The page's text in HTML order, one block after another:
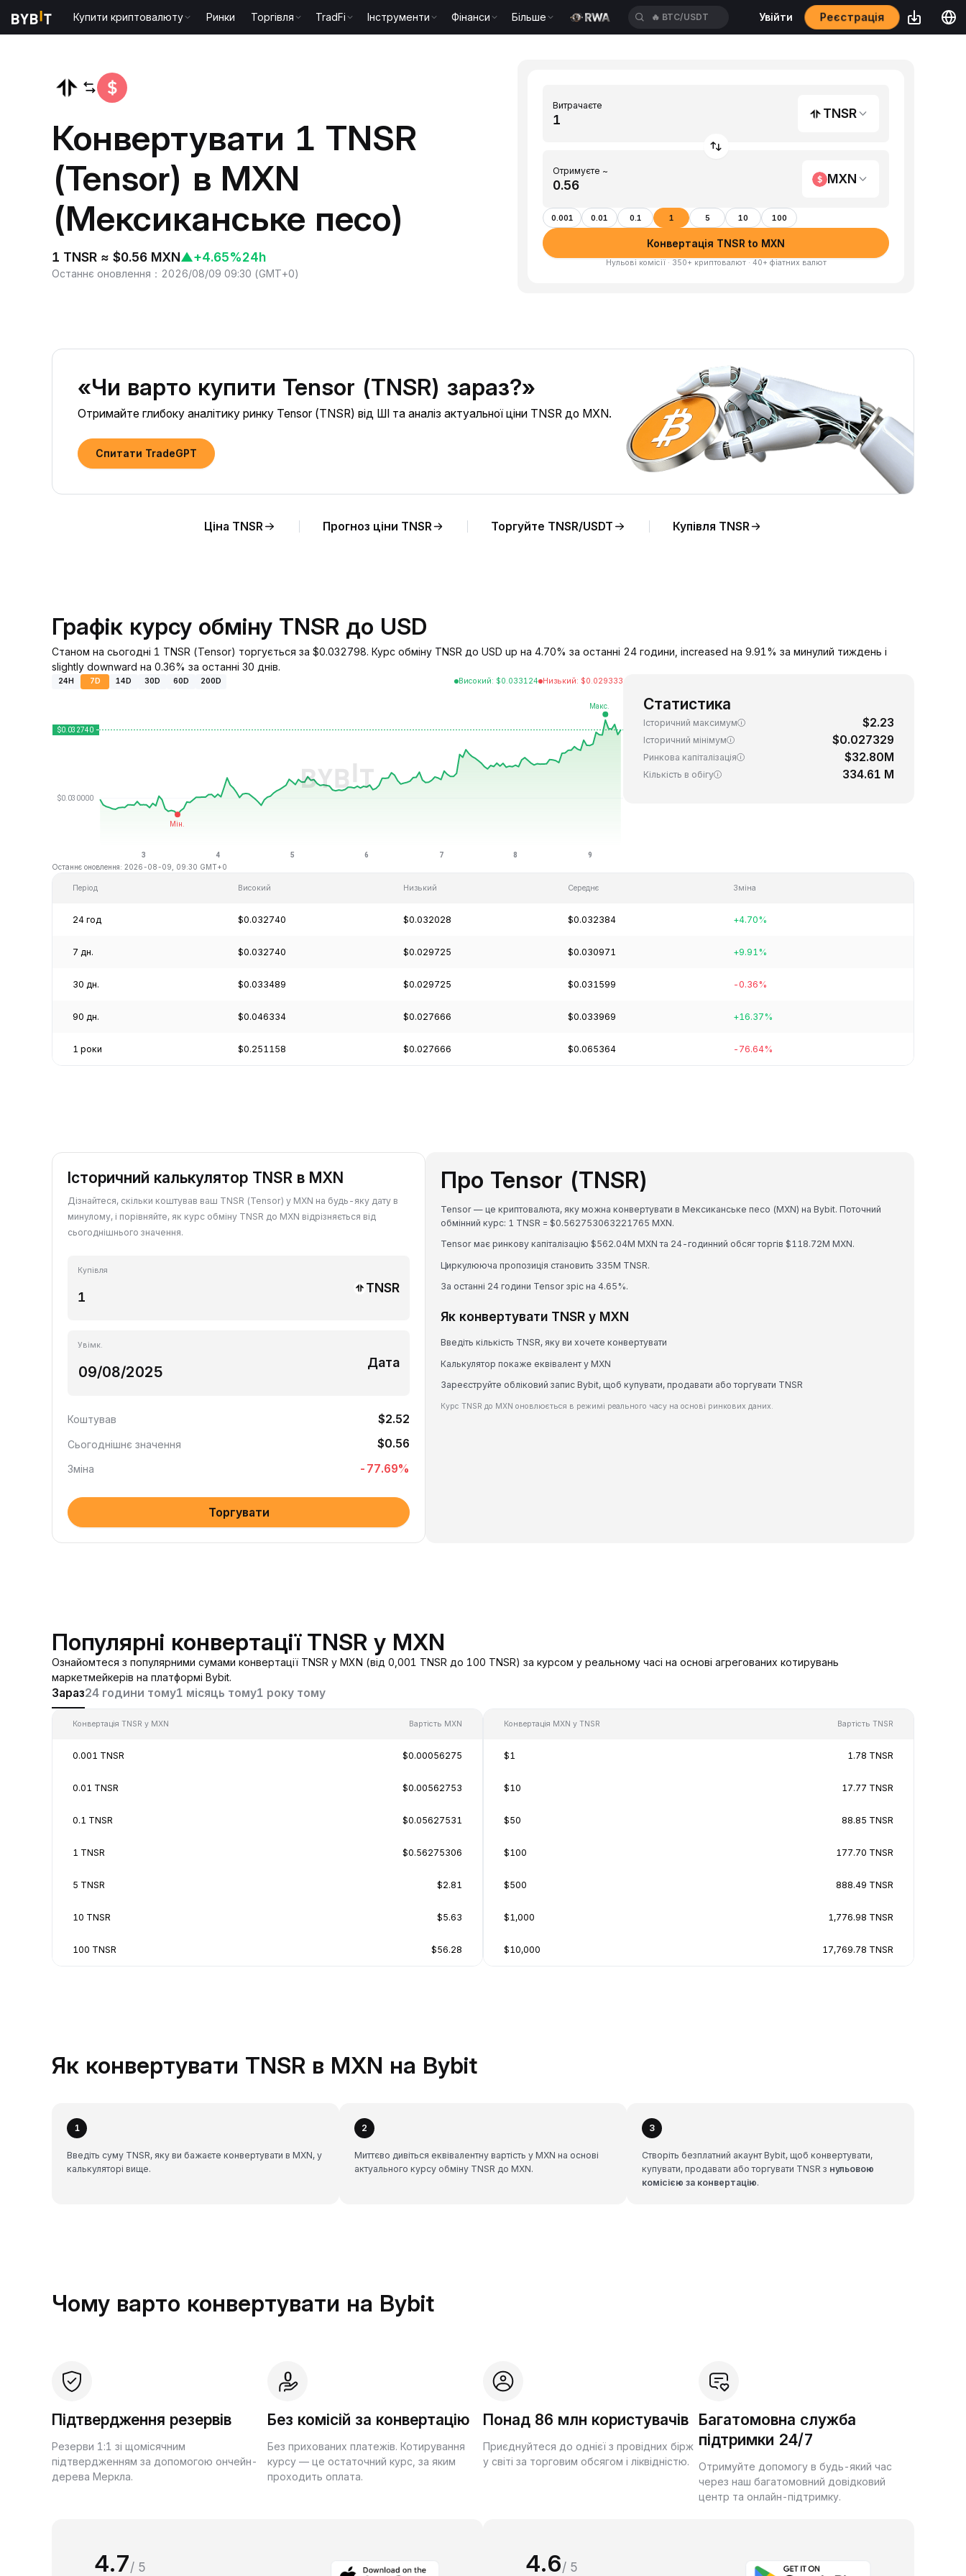
Купити криптовалюту Ринки Торгівля TradFi Інструменти Фінанси Більше 🔥 BTC/USDT Увійти Реєстрація
Конвертувати 1 TNSR
(Tensor) в MXN
(Мексиканське песо)
1 TNSR ≈ $0.56 MXN▲+4.65%24h
Останнє оновлення ： 2026/08/09 09:30 (GMT+0)
Витрачаєте
TNSR
Отримуєте ~
MXN
0.001 0.01 0.1 1 5 10 100
Конвертація TNSR to MXN
Нульові комісії · 350+ криптовалют · 40+ фіатних валют
«Чи варто купити Tensor (TNSR) зараз?»
Отримайте глибоку аналітику ринку Tensor (TNSR) від ШІ та аналіз актуальної ціни TNSR до MXN.
Спитати TradeGPT
Ціна TNSR Прогноз ціни TNSR Торгуйте TNSR/USDT Купівля TNSR
Графік курсу обміну TNSR до USD
Станом на сьогодні 1 TNSR (Tensor) торгується за $0.032798. Курс обміну TNSR до USD up на 4.70% за останні 24 години, increased на 9.91% за минулий тиждень і
slightly downward на 0.36% за останні 30 днів.
24H 7D 14D 30D 60D 200D Високий: $0.033124 Низький: $0.029333
Останнє оновлення: 2026-08-09, 09:30 GMT+0
Статистика
Історичний максимум $2.23
Історичний мінімум $0.027329
Ринкова капіталізація $32.80M
Кількість в обігу 334.61 M
Період Високий Низький Середнє Зміна
24 год $0.032740 $0.032028 $0.032384 +4.70%
7 дн. $0.032740 $0.029725 $0.030971 +9.91%
30 дн. $0.033489 $0.029725 $0.031599 -0.36%
90 дн. $0.046334 $0.027666 $0.033969 +16.37%
1 роки $0.251158 $0.027666 $0.065364 -76.64%
Історичний калькулятор TNSR в MXN
Дізнайтеся, скільки коштував ваш TNSR (Tensor) у MXN на будь-яку дату в
минулому, і порівняйте, як курс обміну TNSR до MXN відрізняється від
сьогоднішнього значення.
Купівля
TNSR
Увімк.
Дата
Коштував $2.52
Сьогоднішнє значення $0.56
Зміна -77.69%
Торгувати
Про Tensor (TNSR)
Tensor — це криптовалюта, яку можна конвертувати в Мексиканське песо (MXN) на Bybit. Поточний
обмінний курс: 1 TNSR = $0.562753063221765 MXN.
Tensor має ринкову капіталізацію $562.04M MXN та 24-годинний обсяг торгів $118.72M MXN.
Циркулююча пропозиція становить 335M TNSR.
За останні 24 години Tensor зріс на 4.65%.
Як конвертувати TNSR у MXN
Введіть кількість TNSR, яку ви хочете конвертувати
Калькулятор покаже еквівалент у MXN
Зареєструйте обліковий запис Bybit, щоб купувати, продавати або торгувати TNSR
Курс TNSR до MXN оновлюється в режимі реального часу на основі ринкових даних.
Популярні конвертації TNSR у MXN
Ознайомтеся з популярними сумами конвертації TNSR у MXN (від 0,001 TNSR до 100 TNSR) за курсом у реальному часі на основі агрегованих котирувань
маркетмейкерів на платформі Bybit.
Зараз24 години тому1 місяць тому1 року тому
Конвертація TNSR у MXN Вартість MXN
0.001 TNSR $0.00056275
0.01 TNSR $0.00562753
0.1 TNSR $0.05627531
1 TNSR $0.56275306
5 TNSR $2.81
10 TNSR $5.63
100 TNSR $56.28
Конвертація MXN у TNSR Вартість TNSR
$1 1.78 TNSR
$10 17.77 TNSR
$50 88.85 TNSR
$100 177.70 TNSR
$500 888.49 TNSR
$1,000 1,776.98 TNSR
$10,000 17,769.78 TNSR
Як конвертувати TNSR в MXN на Bybit
1
Введіть суму TNSR, яку ви бажаєте конвертувати в MXN, у
калькуляторі вище.
2
Миттєво дивіться еквівалентну вартість у MXN на основі
актуального курсу обміну TNSR до MXN.
3
Створіть безплатний акаунт Bybit, щоб конвертувати,
купувати, продавати або торгувати TNSR з нульовою
комісією за конвертацію.
Чому варто конвертувати на Bybit
Підтвердження резервів
Резерви 1:1 зі щомісячним
підтвердженням за допомогою ончейн-
дерева Меркла.
Без комісій за конвертацію
Без прихованих платежів. Котирування
курсу — це остаточний курс, за яким
проходить оплата.
Понад 86 млн користувачів
Приєднуйтеся до однієї з провідних бірж
у світі за торговим обсягом і ліквідністю.
Багатомовна служба
підтримки 24/7
Отримуйте допомогу в будь-який час
через наш багатомовний довідковий
центр та онлайн-підтримку.
4.7/ 5 4.6/ 5